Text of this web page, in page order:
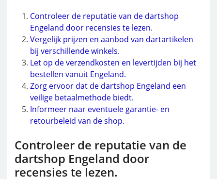
Controleer de reputatie van de dartshop
Engeland door recensies te lezen.
Vergelijk prijzen en aanbod van dartartikelen
bij verschillende winkels.
Let op de verzendkosten en levertijden bij het
bestellen vanuit Engeland.
Zorg ervoor dat de dartshop Engeland een
veilige betaalmethode biedt.
Informeer naar eventuele garantie- en
retourbeleid van de shop.
Controleer de reputatie van de
dartshop Engeland door
recensies te lezen.